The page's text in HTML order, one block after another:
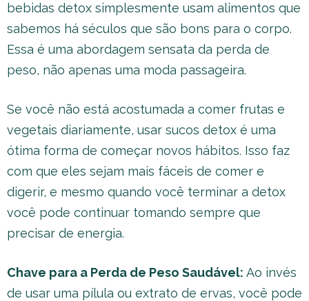
bebidas detox simplesmente usam alimentos que
sabemos há séculos que são bons para o corpo.
Essa é uma abordagem sensata da perda de
peso, não apenas uma moda passageira.
Se você não está acostumada a comer frutas e
vegetais diariamente, usar sucos detox é uma
ótima forma de começar novos hábitos. Isso faz
com que eles sejam mais fáceis de comer e
digerir, e mesmo quando você terminar a detox
você pode continuar tomando sempre que
precisar de energia.
Chave para a Perda de Peso Saudável: Ao invés
de usar uma pílula ou extrato de ervas, você pode